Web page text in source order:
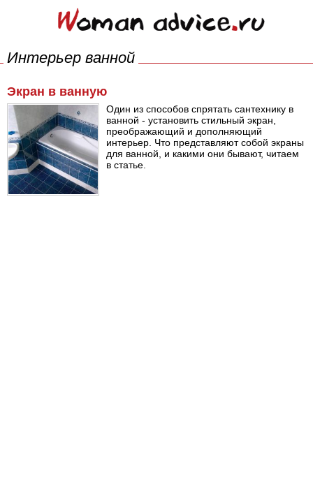
Интерьер ванной
Экран в ванную
Один из способов спрятать сантехнику в
ванной - установить стильный экран,
преображающий и дополняющий
интерьер. Что представляют собой экраны
для ванной, и какими они бывают, читаем
в статье.